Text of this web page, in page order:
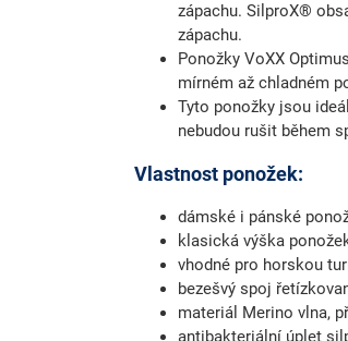
zápachu. SilproX®
zápachu.
Ponožky VoXX
mírném až chladném
Tyto ponožky jsou
nebudou rušit během
Vlastnost ponožek:
dámské i pánské
klasická výška
vhodné pro horskou
bezešvý spoj
materiál Merino vlna,
antibakteriální úplet